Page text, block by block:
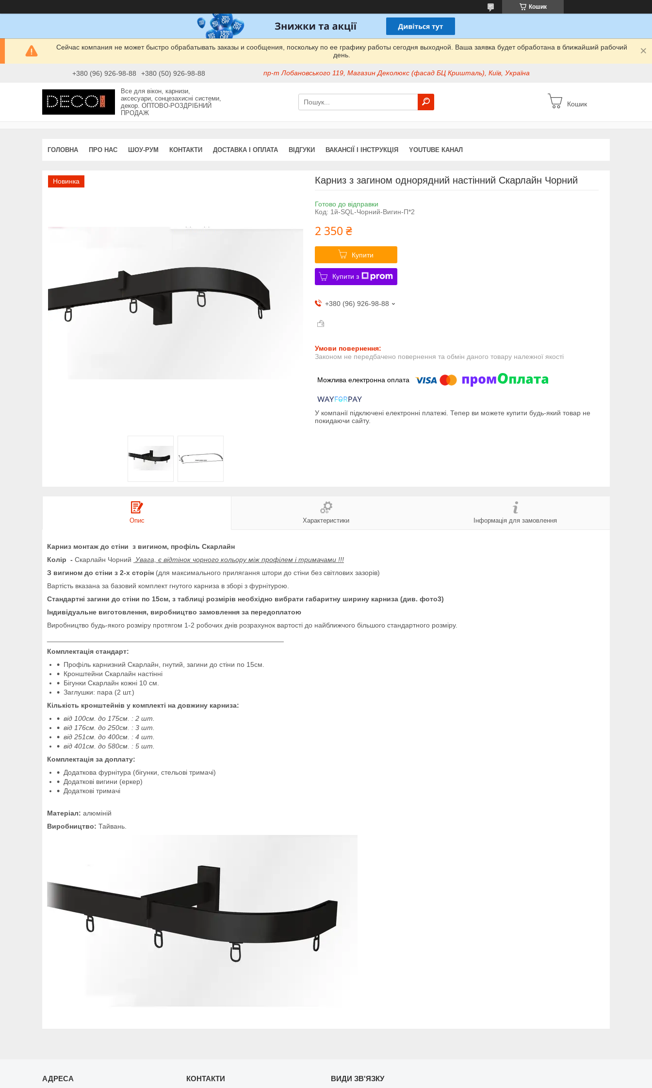
Кошик
Сейчас компания не может быстро обрабатывать заказы и сообщения, поскольку по ее графику работы сегодня выходной. Ваша заявка будет обработана в ближайший рабочий
день.
+380 (96) 926-98-88 +380 (50) 926-98-88 пр-т Лобановського 119, Магазин Деколюкс (фасад БЦ Кришталь), Київ, Україна
Все для вікон, карнизи,
аксесуари, сонцезахисні системи,
декор. ОПТОВО-РОЗДРІБНИЙ
ПРОДАЖ
Кошик
ГОЛОВНА ПРО НАС ШОУ-РУМ КОНТАКТИ ДОСТАВКА І ОПЛАТА ВІДГУКИ ВАКАНСІЇ І ІНСТРУКЦІЯ YOUTUBE КАНАЛ
Новинка Карниз з загином однорядний настінний Скарлайн Чорний
Готово до відправки
Код: 1й-SQL-Чорний-Вигин-П*2
2 350 ₴
Купити
Купити з
+380 (96) 926-98-88
Законом не передбачено повернення та обмін даного товару належної якості
У компанії підключені електронні платежі. Тепер ви можете купити будь-який товар не
покидаючи сайту.
Опис Характеристики Інформація для замовлення
Карниз монтаж до стіни з вигином, профіль Скарлайн
Колір - Скарлайн Чорний Увага, є відтінок чорного кольору між профілем і тримачами !!!
З вигином до стіни з 2-х сторін (для максимального прилягання штори до стіни без світлових зазорів)
Вартість вказана за базовий комплект гнутого карниза в зборі з фурнітурою.
Стандартні загини до стіни по 15см, з таблиці розмірів необхідно вибрати габаритну ширину карниза (див. фото3)
Індивідуальне виготовлення, виробництво замовлення за передоплатою
Виробництво будь-якого розміру протягом 1-2 робочих днів розрахунок вартості до найближчого більшого стандартного розміру.
Комплектація стандарт:
Профіль карнизний Скарлайн, гнутий, загини до стіни по 15см.
Кронштейни Скарлайн настінні
Бігунки Скарлайн кожні 10 см.
Заглушки: пара (2 шт.)
Кількість кронштейнів у комплекті на довжину карниза:
від 100см. до 175см. : 2 шт.
від 176см. до 250см. : 3 шт.
від 251см. до 400см. : 4 шт.
від 401см. до 580см. : 5 шт.
Комплектація за доплату:
Додаткова фурнітура (бігунки, стельові тримачі)
Додаткові вигини (еркер)
Додаткові тримачі
Матеріал: алюміній
Виробництво: Тайвань.